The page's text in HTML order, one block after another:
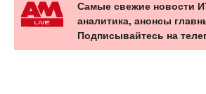
Самые свежие новости
аналитика, анонсы
Подписывайтесь на